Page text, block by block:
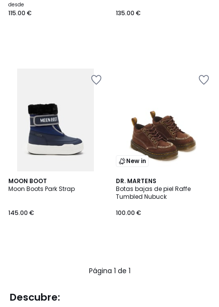
desde
115.00 € 135.00 €
MOON BOOT
Moon Boots Park Strap
145.00 €
New in
DR. MARTENS
Botas bajas de piel Raffe
Tumbled Nubuck
100.00 €
Página 1 de 1
Descubre: